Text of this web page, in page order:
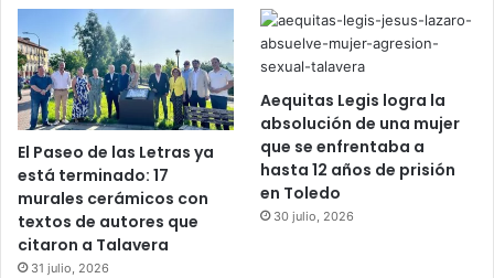
El Paseo de las Letras ya
está terminado: 17
murales cerámicos con
textos de autores que
citaron a Talavera
31 julio, 2026
Aequitas Legis logra la
absolución de una mujer
que se enfrentaba a
hasta 12 años de prisión
en Toledo
30 julio, 2026